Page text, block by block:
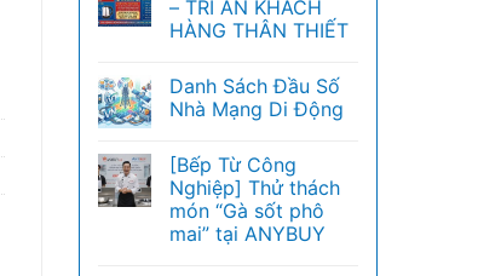
– TRI ÂN KHÁCH
HÀNG THÂN THIẾT
Danh Sách Đầu Số
Nhà Mạng Di Động
[Bếp Từ Công
Nghiệp] Thử thách
món “Gà sốt phô
mai” tại ANYBUY